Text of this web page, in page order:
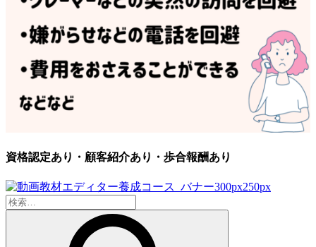
資格認定あり・顧客紹介あり・歩合報酬あり
検
索: